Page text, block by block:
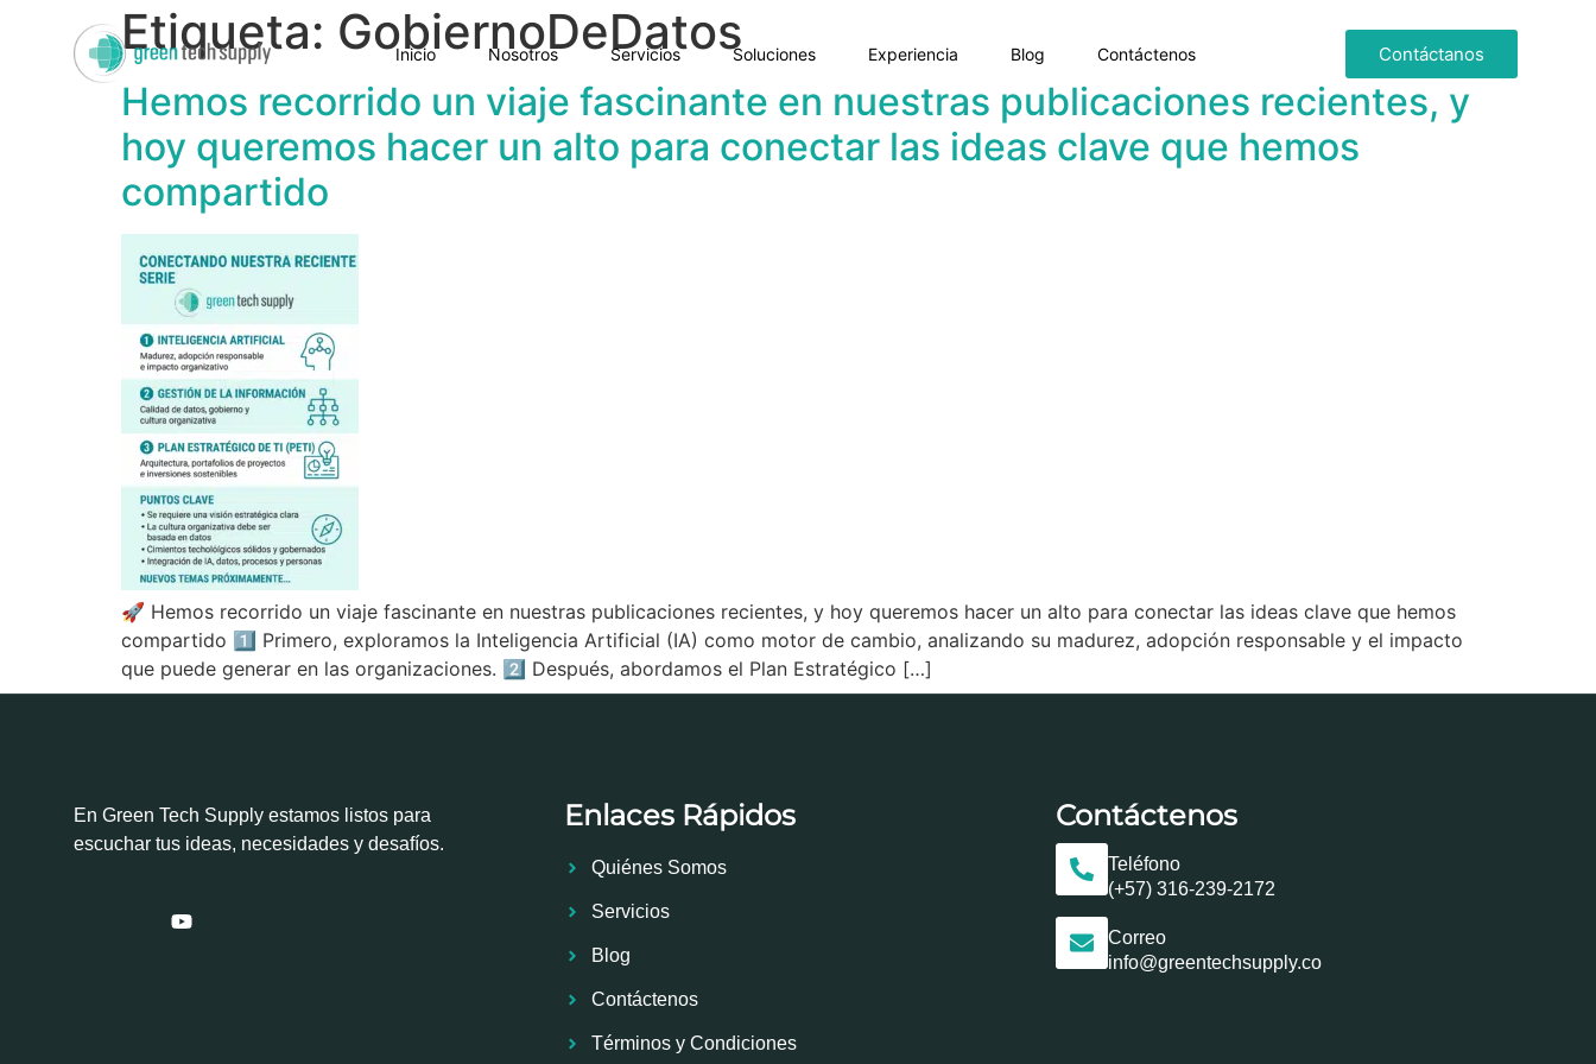
Inicio Nosotros Servicios Soluciones Experiencia Blog Contáctenos Contáctanos
Etiqueta: GobiernoDeDatos
Hemos recorrido un viaje fascinante en nuestras publicaciones recientes, y
hoy queremos hacer un alto para conectar las ideas clave que hemos
compartido
🚀 Hemos recorrido un viaje fascinante en nuestras publicaciones recientes, y hoy queremos hacer un alto para conectar las ideas clave que hemos
compartido 1️⃣ Primero, exploramos la Inteligencia Artificial (IA) como motor de cambio, analizando su madurez, adopción responsable y el impacto
que puede generar en las organizaciones. 2️⃣ Después, abordamos el Plan Estratégico […]
En Green Tech Supply estamos listos para
escuchar tus ideas, necesidades y desafíos.
Enlaces Rápidos
Quiénes Somos
Servicios
Blog
Contáctenos
Términos y Condiciones
Contáctenos
Teléfono
(+57) 316-239-2172
Correo
info@greentechsupply.co